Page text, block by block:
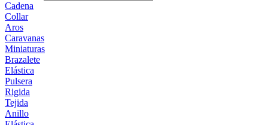
Cadena
Collar
Aros
Caravanas
Miniaturas
Brazalete
Elástica
Pulsera
Rigida
Tejida
Anillo